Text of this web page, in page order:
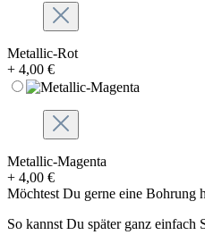
Metallic-Rot
+ 4,00 €
Metallic-Magenta
+ 4,00 €
Möchtest Du gerne eine Bohrung
So kannst Du später ganz einfach